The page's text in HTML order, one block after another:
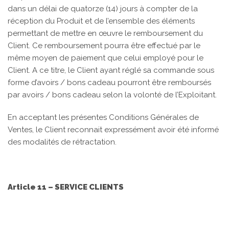
dans un délai de quatorze (14) jours à compter de la
réception du Produit et de l’ensemble des éléments
permettant de mettre en œuvre le remboursement du
Client. Ce remboursement pourra être effectué par le
même moyen de paiement que celui employé pour le
Client. A ce titre, le Client ayant réglé sa commande sous
forme d’avoirs / bons cadeau pourront être remboursés
par avoirs / bons cadeau selon la volonté de l’Exploitant.
En acceptant les présentes Conditions Générales de
Ventes, le Client reconnait expressément avoir été informé
des modalités de rétractation.
Article 11 – SERVICE CLIENTS